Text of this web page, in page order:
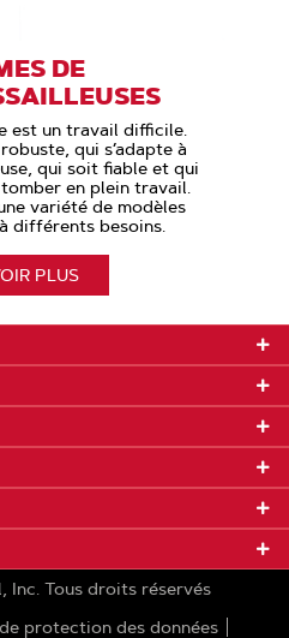
DE
est un travail difficile.
qui s’adapte à
qui soit fiable et qui
en plein travail.
variété de modèles
différents besoins.
PLUS
Inc. Tous droits réservés
protection des données